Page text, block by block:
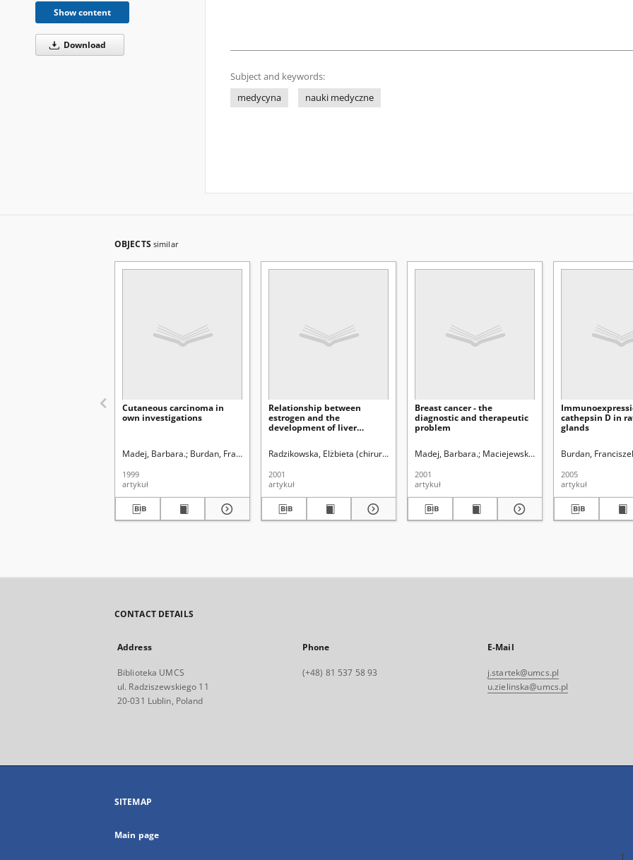
Show content
Download
Subject and keywords:
medycyna
nauki medyczne
OBJECTS similar
Cutaneous carcinoma in
own investigations
Madej, Barbara. Burdan, Franciszek. Maciejewski, Ryszard (medycyna). Radzikowska, Elżbieta (chirurgia). Wójtowicz, Zbigniew (
1999
artykuł
Relationship between
estrogen and the
development of liver
Radzikowska, Elżbieta (chirurgia).
Maciejewski, Ryszard (medycyna). Janicki, Krzysztof
2001
artykuł
Breast cancer - the
diagnostic and therapeutic
problem
Madej, Barbara. Maciejewski, Ryszard (medycyna).
2001
artykuł
cathepsin D in
glands
Burdan,
2005
artykuł
CONTACT DETAILS
Address
Biblioteka UMCS
ul. Radziszewskiego 11
20-031 Lublin, Poland
Phone
(+48) 81 537 58 93
E-Mail
j.startek@umcs.pl
u.zielinska@umcs.pl
SITEMAP
Main page